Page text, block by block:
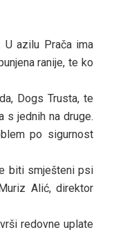
U azilu Prača ima
ranije, te ko
Dogs Trusta, te
s jednih na druge.
po sigurnost
biti smješteni psi
Alić, direktor
redovne uplate